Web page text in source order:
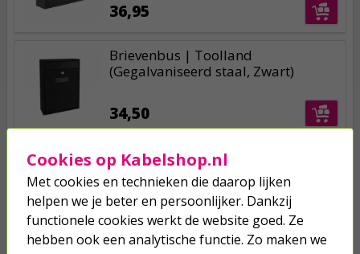
36,95
Brievenbus | Toolland
(Gegalvaniseerd staal, Zwart)
34,50
Brievenbus met slot | Intersteel
(Kunststof, Mat zwart)
39,95
Cookies op Kabelshop.nl
Met cookies en technieken die daarop lijken
helpen we je beter en persoonlijker. Dankzij
functionele cookies werkt de website goed. Ze
hebben ook een analytische functie. Zo maken we